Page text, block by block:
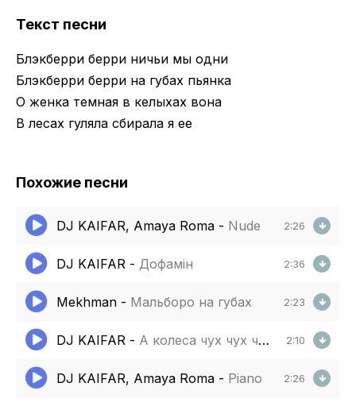
Текст песни
Блэкберри берри ничьи мы одни
Блэкберри берри на губах пьянка
О женка темная в келыхах вона
В лесах гуляла сбирала я ее
Похожие песни
DJ KAIFAR, Amaya Roma - Nude 2:26
DJ KAIFAR - Дофамін 2:36
Mekhman - Мальборо на губах 2:23
DJ KAIFAR - А колеса чух чух чух 2:10
DJ KAIFAR, Amaya Roma - Piano 2:26